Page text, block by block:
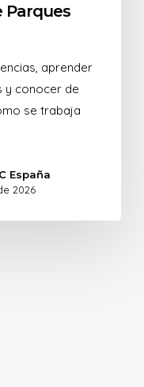
Parques
aprender
y conocer de
se trabaja
España
2026